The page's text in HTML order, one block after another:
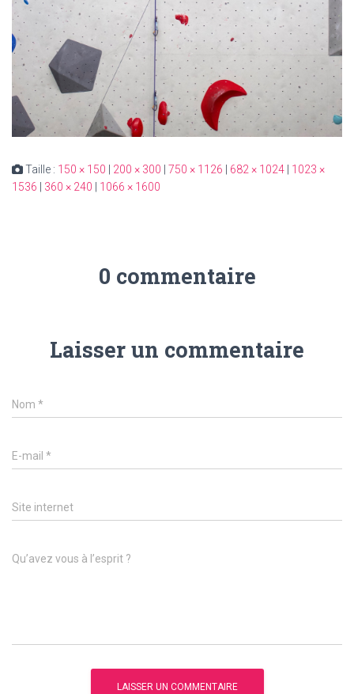
Taille : 150 × 150 200 × 300 750 × 1126 682 × 1024
1023 ×
1536
360 × 240 1066 × 1600
0 commentaire
Laisser un commentaire
Nom *
E-mail *
Site internet
Qu’avez vous à l’esprit ?